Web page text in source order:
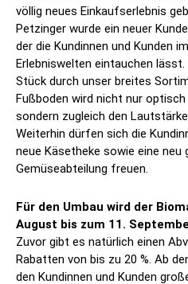
völlig neues Einkaufserlebnis
Petzinger wurde ein neuer
der die Kundinnen und Kunden
Erlebniswelten eintauchen
Stück durch unser breites
Fußboden wird nicht nur optisch
sondern zugleich den
Weiterhin dürfen sich die
neue Käsetheke sowie eine
Gemüseabteilung freuen.
Für den Umbau wird der
August bis zum 11.
Zuvor gibt es natürlich einen
Rabatten von bis zu 20 %. Ab
den Kundinnen und Kunden